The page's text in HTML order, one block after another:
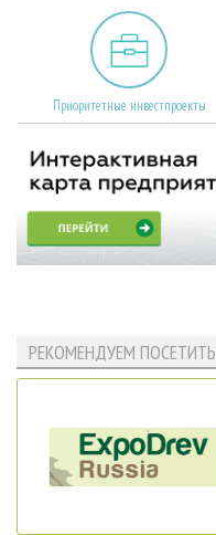
Приоритетные инвестпроекты
РЕКОМЕНДУЕМ ПОСЕТИТЬ